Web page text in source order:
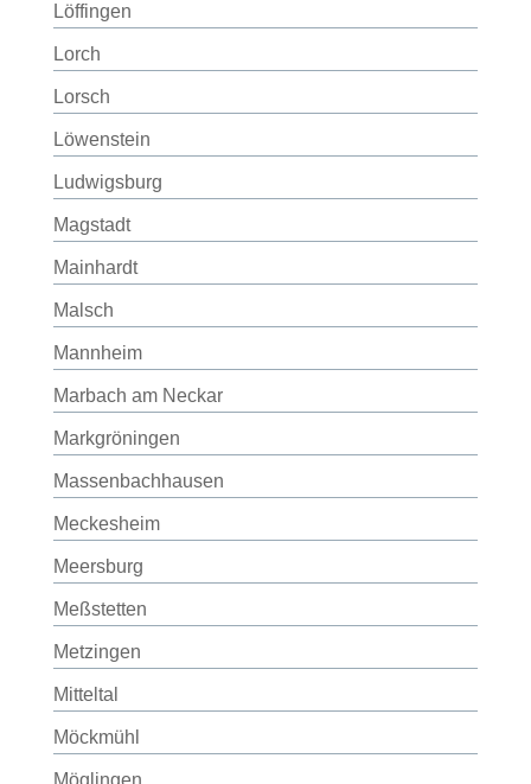
Löffingen
Lorch
Lorsch
Löwenstein
Ludwigsburg
Magstadt
Mainhardt
Malsch
Mannheim
Marbach am Neckar
Markgröningen
Massenbachhausen
Meckesheim
Meersburg
Meßstetten
Metzingen
Mitteltal
Möckmühl
Möglingen